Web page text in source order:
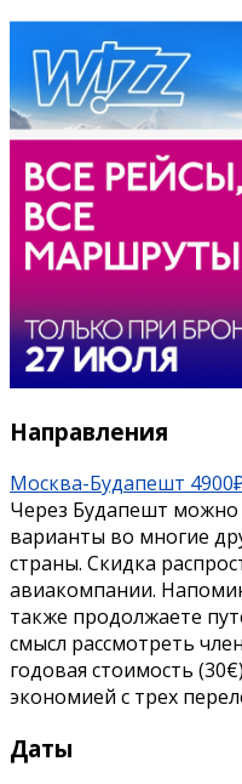
Направления
Москва-Будапешт
Через Будапешт
варианты во многие
страны. Скидка
авиакомпании.
также продолжаете
смысл рассмотреть
годовая стоимость
экономией с трех
Даты